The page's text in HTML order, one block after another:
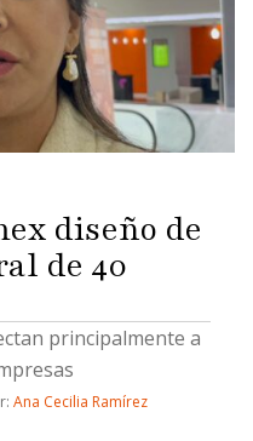
diseño de
de 40
principalmente a
Ana Cecilia Ramírez